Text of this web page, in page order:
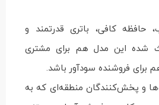
کافی، باتری قدرتمند و
شده این مدل هم برای مشتری
برای فروشنده سودآور باشد.
و پخش‌کنندگان منطقه‌ای که به